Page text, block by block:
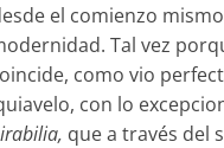
el comienzo
Tal vez
como vio
con lo
que a través del